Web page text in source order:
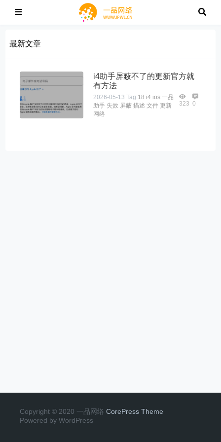
最新文章
i4助手屏蔽不了的更新官方就
有方法
2026-05-13 Tag:18 i4 ios 一品
助手 失效 屏蔽 描述 文件 更新
网络
323 0
Copyright © 2020 一品网络 CorePress Theme
Powered by WordPress